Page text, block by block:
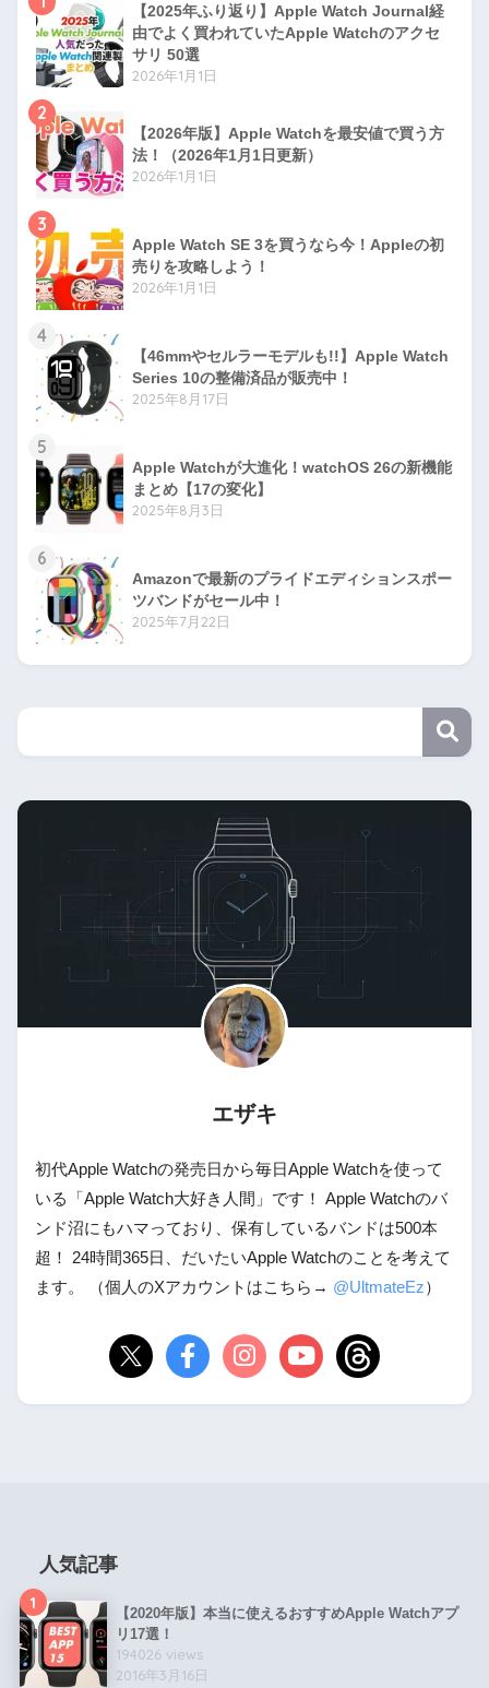
【2025年ふり返り】Apple Watch Journal経
由でよく買われていたApple Watchのアクセ
サリ 50選
2026年1月1日
2
【2026年版】Apple Watchを最安値で買う方
法！（2026年1月1日更新）
2026年1月1日
3
Apple Watch SE 3を買うなら今！Appleの初
売りを攻略しよう！
2026年1月1日
4
【46mmやセルラーモデルも!!】Apple Watch
Series 10の整備済品が販売中！
2025年8月17日
5
Apple Watchが大進化！watchOS 26の新機能
まとめ【17の変化】
2025年8月3日
6
Amazonで最新のプライドエディションスポー
ツバンドがセール中！
2025年7月22日
エザキ
初代Apple Watchの発売日から毎日Apple Watchを使って
いる「Apple Watch大好き人間」です！ Apple Watchのバ
ンド沼にもハマっており、保有しているバンドは500本
超！ 24時間365日、だいたいApple Watchのことを考えて
ます。 （個人のXアカウントはこちら→ @UltmateEz）
人気記事
1
【2020年版】本当に使えるおすすめApple Watchアプ
リ17選！
194026 views
2016年3月16日